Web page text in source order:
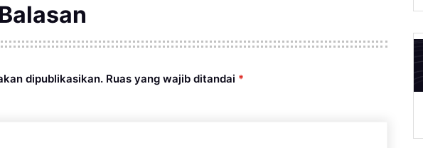
dipublikasikan. Ruas yang wajib ditandai *